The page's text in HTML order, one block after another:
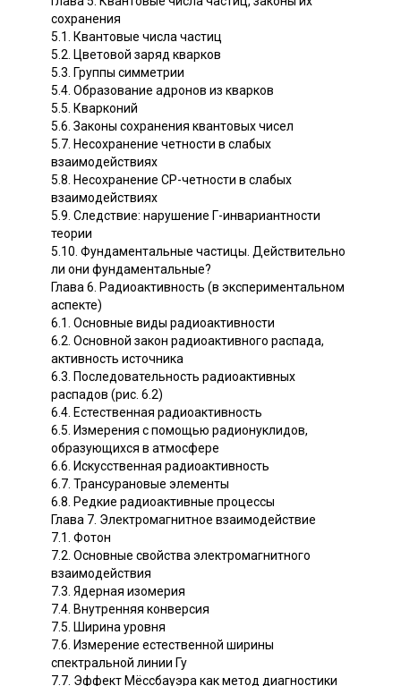
сохранения
5.1. Квантовые числа частиц
5.2. Цветовой заряд кварков
5.3. Группы симметрии
5.4. Образование адронов из кварков
5.5. Кварконий
5.6. Законы сохранения квантовых чисел
5.7. Несохранение четности в слабых
взаимодействиях
5.8. Несохранение СР-четности в слабых
взаимодействиях
5.9. Следствие: нарушение Г-инвариантности
теории
5.10. Фундаментальные частицы. Действительно
ли они фундаментальные?
Глава 6. Радиоактивность (в экспериментальном
аспекте)
6.1. Основные виды радиоактивности
6.2. Основной закон радиоактивного распада,
активность источника
6.3. Последовательность радиоактивных
распадов (рис. 6.2)
6.4. Естественная радиоактивность
6.5. Измерения с помощью радионуклидов,
образующихся в атмосфере
6.6. Искусственная радиоактивность
6.7. Трансурановые элементы
6.8. Редкие радиоактивные процессы
Глава 7. Электромагнитное взаимодействие
7.1. Фотон
7.2. Основные свойства электромагнитного
взаимодействия
7.3. Ядерная изомерия
7.4. Внутренняя конверсия
7.5. Ширина уровня
7.6. Измерение естественной ширины
спектральной линии Гу
7.7. Эффект Мёссбауэра как метод диагностики